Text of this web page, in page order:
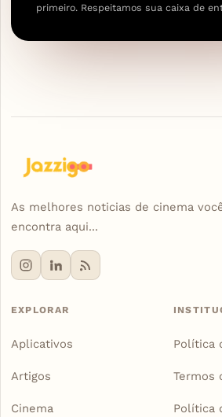
primeiro. Respeitamos sua caixa de
As melhores noticias de cinema
encontra aqui...
EXPLORAR
Aplicativos
Artigos
Cinema
Política
Termos
Política